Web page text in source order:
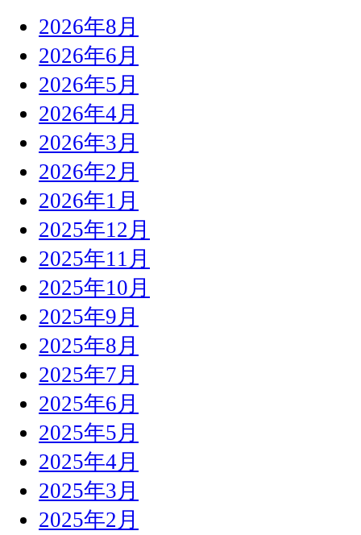
2026年8月
2026年6月
2026年5月
2026年4月
2026年3月
2026年2月
2026年1月
2025年12月
2025年11月
2025年10月
2025年9月
2025年8月
2025年7月
2025年6月
2025年5月
2025年4月
2025年3月
2025年2月